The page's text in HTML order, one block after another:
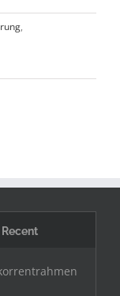
,
Recent